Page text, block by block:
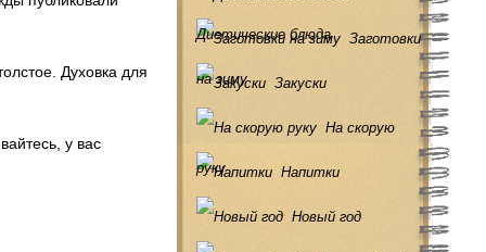
Духовка для
у вас
Диетические блюда Заготовки
на зиму Закуски
На скорую
руку Напитки
Новый год